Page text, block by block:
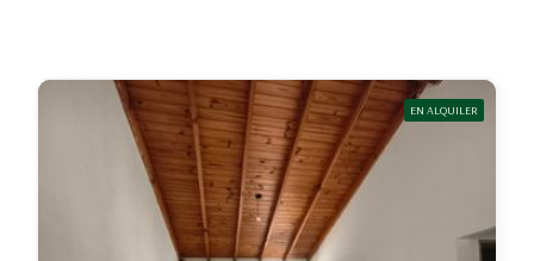
EN ALQUILER